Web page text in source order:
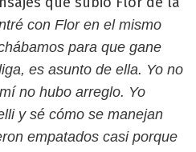
con Flor en el mismo
para que gane
es asunto de ella. Yo no
no hubo arreglo. Yo
y sé cómo se manejan
empatados casi porque